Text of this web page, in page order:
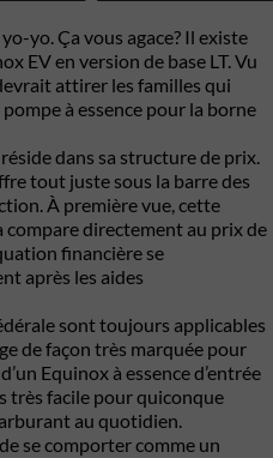
yo. Ça vous agace? Il existe
EV en version de base LT. Vu
attirer les familles qui
à essence pour la borne
dans sa structure de prix.
tout juste sous la barre des
À première vue, cette
compare directement au prix de
financière se
après les aides
sont toujours applicables
de façon très marquée pour
Equinox à essence d’entrée
très facile pour quiconque
au quotidien.
se comporter comme un